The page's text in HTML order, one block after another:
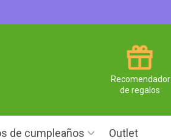
Recomendador
de regalos
de cumpleaños Outlet